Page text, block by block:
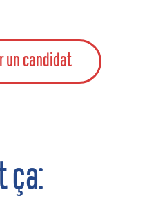
un candidat
ça: